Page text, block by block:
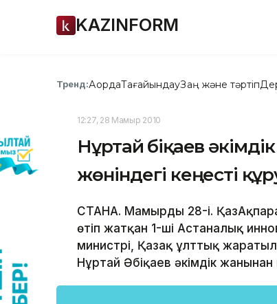
KAZINFORM
Тренд:АқордаТағайындауЗаң және тәртіп
12:27, 28 Мамыр 2010
Нұртай Әбіқаев
жөніндегі кеңесті
СТАНА. Мамырдың 28-і.
өтіп жатқан 1-ші Астаналық
министрі, Қазақ ұлттық
Нұртай Әбіқаев әкімдік